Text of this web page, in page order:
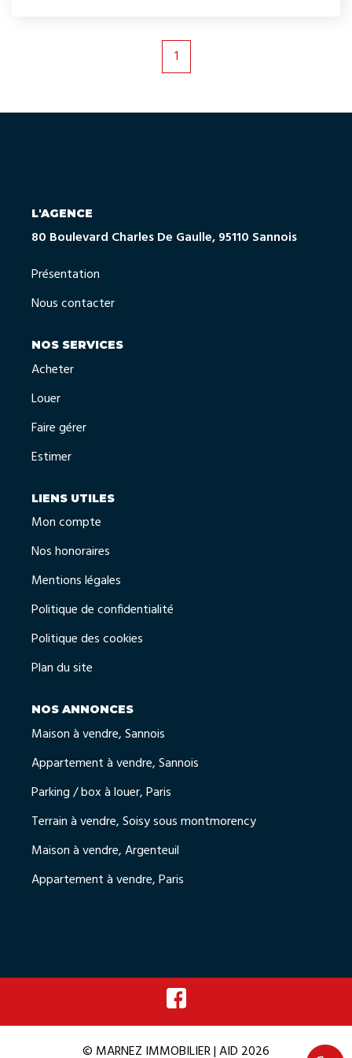
1
L'AGENCE
80 Boulevard Charles De Gaulle, 95110 Sannois
Présentation
Nous contacter
NOS SERVICES
Acheter
Louer
Faire gérer
Estimer
LIENS UTILES
Mon compte
Nos honoraires
Mentions légales
Politique de confidentialité
Politique des cookies
Plan du site
NOS ANNONCES
Maison à vendre, Sannois
Appartement à vendre, Sannois
Parking / box à louer, Paris
Terrain à vendre, Soisy sous montmorency
Maison à vendre, Argenteuil
Appartement à vendre, Paris
© MARNEZ IMMOBILIER | AID 2026